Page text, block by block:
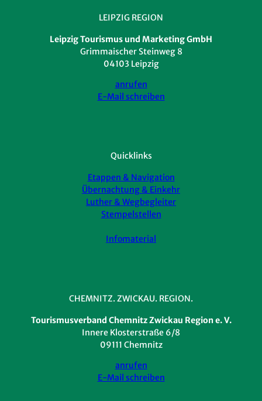
LEIPZIG REGION
Leipzig Tourismus und Marketing GmbH
Grimmaischer Steinweg 8
04103 Leipzig
anrufen
E-Mail schreiben
Quicklinks
Etappen & Navigation
Übernachtung & Einkehr
Luther & Wegbegleiter
Stempelstellen
Infomaterial
CHEMNITZ. ZWICKAU. REGION.
Tourismusverband Chemnitz Zwickau Region e. V.
Innere Klosterstraße 6/8
09111 Chemnitz
anrufen
E-Mail schreiben